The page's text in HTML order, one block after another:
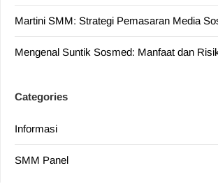
Martini SMM: Strategi Pemasaran Media
Mengenal Suntik Sosmed: Manfaat dan
Categories
Informasi
SMM Panel